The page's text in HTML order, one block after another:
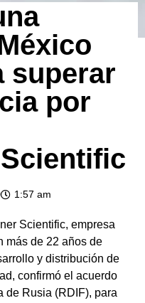
superar
por
1:57 am
Scientific, empresa
más de 22 años de
y distribución de
confirmó el acuerdo
de Rusia (RDIF), para